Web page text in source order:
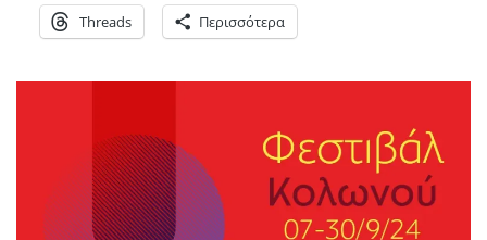
Threads Περισσότερα